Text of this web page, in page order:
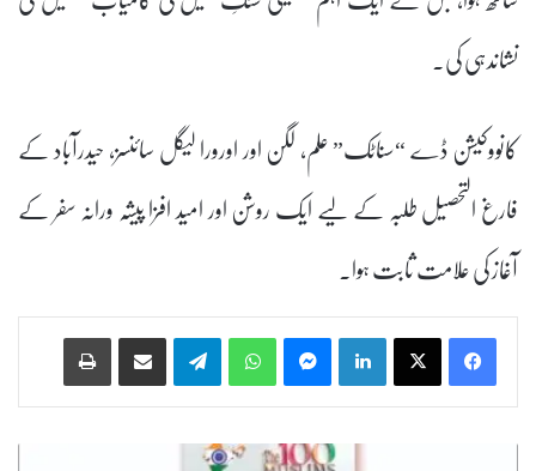
نشاندہی کی۔
کانووکیشن ڈے “سناٹک” علم، لگن اور اورورا لیگل سائنسز، حیدرآباد کے
فارغ التحصیل طلبہ کے لیے ایک روشن اور امید افزا پیشہ ورانہ سفر کے
آغاز کی علامت ثابت ہوا۔
LinkedIn
WhatsApp
Telegram
ا